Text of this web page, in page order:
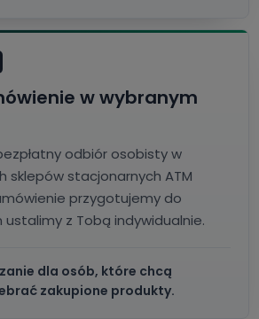
w wybranym
odbiór osobisty w
sklepów stacjonarnych ATM
przygotujemy do
z Tobą indywidualnie.
dla osób, które chcą
zakupione produkty.